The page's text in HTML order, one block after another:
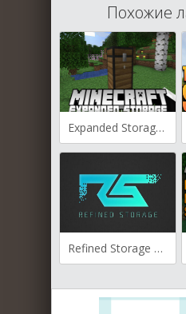
Похожие
Expanded Storage для Майнкрафт [1.19.3, 1.19.2, 1.18.2]
Refined Storage для Майнкрафт [1.12.2, 1.14.4, 1.15.1, 1.15.2]